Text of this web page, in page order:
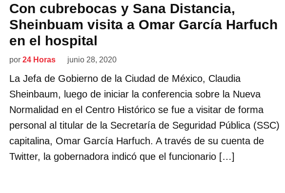
Con cubrebocas y Sana Distancia,
Sheinbuam visita a Omar García Harfuch
en el hospital
por 24 Horas junio 28, 2020
La Jefa de Gobierno de la Ciudad de México, Claudia
Sheinbaum, luego de iniciar la conferencia sobre la Nueva
Normalidad en el Centro Histórico se fue a visitar de forma
personal al titular de la Secretaría de Seguridad Pública (SSC)
capitalina, Omar García Harfuch. A través de su cuenta de
Twitter, la gobernadora indicó que el funcionario […]